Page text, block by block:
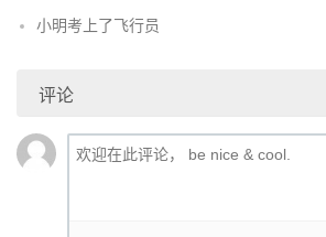
小明考上了飞行员
评论